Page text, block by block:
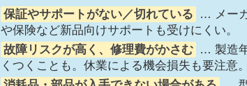
保証やサポートがない／切れている
… メー
や保険など新品向けサポートも受けにくい。
故障リスクが高く、修理費がかさむ … 製造
くつくことも。休業による機会損失も要注意。